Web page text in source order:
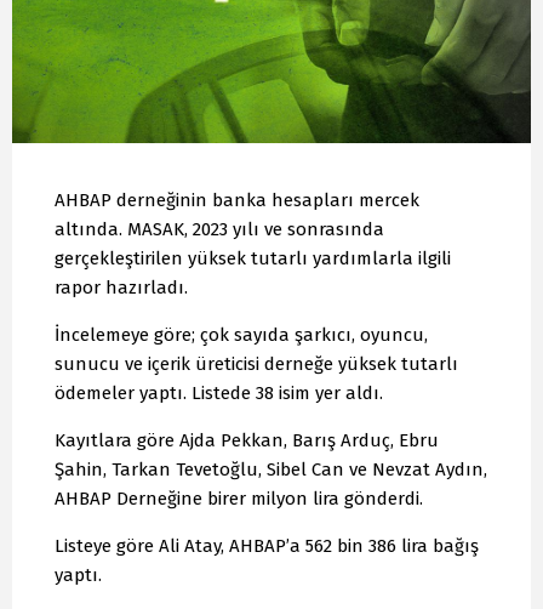
AHBAP derneğinin banka hesapları mercek
altında. MASAK, 2023 yılı ve sonrasında
gerçekleştirilen yüksek tutarlı yardımlarla ilgili
rapor hazırladı.
İncelemeye göre; çok sayıda şarkıcı, oyuncu,
sunucu ve içerik üreticisi derneğe yüksek tutarlı
ödemeler yaptı. Listede 38 isim yer aldı.
Kayıtlara göre Ajda Pekkan, Barış Arduç, Ebru
Şahin, Tarkan Tevetoğlu, Sibel Can ve Nevzat Aydın,
AHBAP Derneğine birer milyon lira gönderdi.
Listeye göre Ali Atay, AHBAP’a 562 bin 386 lira bağış
yaptı.